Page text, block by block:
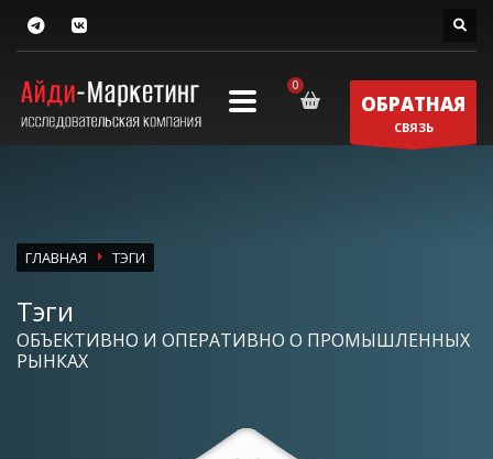
ОБРАТНАЯ
СВЯЗЬ
ГЛАВНАЯ ТЭГИ
Тэги
ОБЪЕКТИВНО И ОПЕРАТИВНО О ПРОМЫШЛЕННЫХ
РЫНКАХ